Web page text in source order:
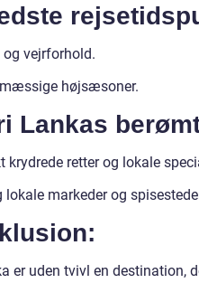
vejrforhold.
højsæsoner.
Lankas
retter og lokale
lokale markeder og
er uden tvivl en destination,